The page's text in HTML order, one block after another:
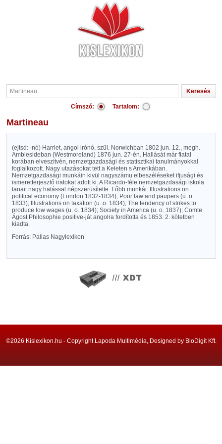
Címszó: Tartalom:
Martineau
(ejtsd: -nó) Harriet, angol irónő, szül. Norwichban 1802 jun. 12., megh.
Amblesideban (Westmoreland) 1876 jun. 27-én. Hallását már fiatal
korában elveszítvén, nemzetgazdasági és statisztikai tanulmányokkal
foglalkozott. Nagy utazásokat tett a Keleten s Amerikában.
Nemzetgazdasági munkáin kivül nagyszámu elbeszéléseket ifjusági és
ismeretterjesztő iratokat adott ki. A Ricardo-féle nemzetgazdasági iskola
tanait nagy hatással népszerüsítette. Főbb munkái: Illustrations on
political economy (London 1832-1834); Poor law and paupers (u. o.
1833); Illustrations on taxation (u. o. 1834); The tendency of strikes to
produce low wages (u. o. 1834); Society in America (u. o. 1837); Comte
Ágost Philosophie positive-ját angolra fordította és 1853. 2. kötetben
kiadta.
Forrás: Pallas Nagylexikon
©2026 Kislexikon.hu - Copyright Lapoda Multimédia, Designed by BioDigit Kft.